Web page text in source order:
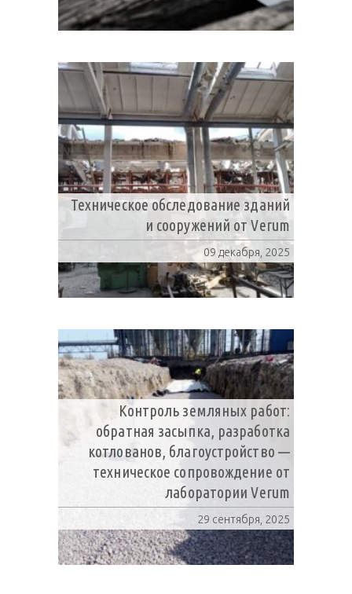
Техническое обследование зданий
и сооружений от Verum
09 декабря, 2025
Контроль земляных работ:
обратная засыпка, разработка
котлованов, благоустройство —
техническое сопровождение от
лаборатории Verum
29 сентября, 2025